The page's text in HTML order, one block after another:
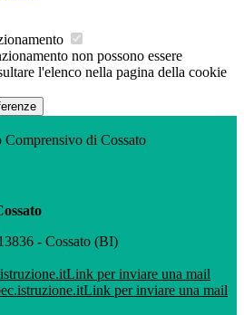
non possono essere
l'elenco nella pagina della cookie
Comprensivo di Cossato
- Cossato (BI)
Link per inviare una mail
Link per inviare una mail